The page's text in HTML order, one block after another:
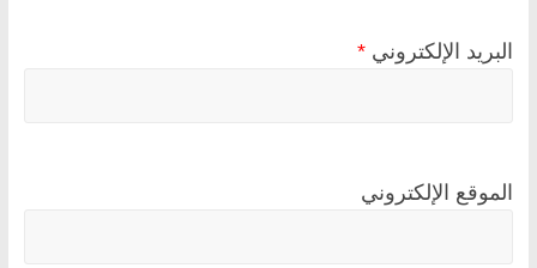
البريد الإلكتروني *
الموقع الإلكتروني